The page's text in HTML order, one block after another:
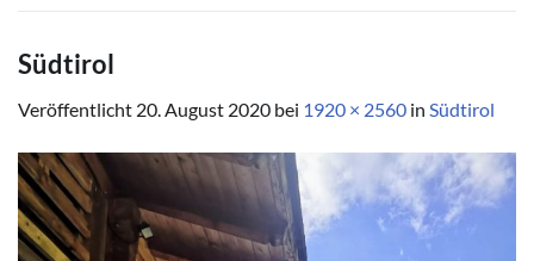
Südtirol
Veröffentlicht 20. August 2020 bei 1920 × 2560 in Südtirol